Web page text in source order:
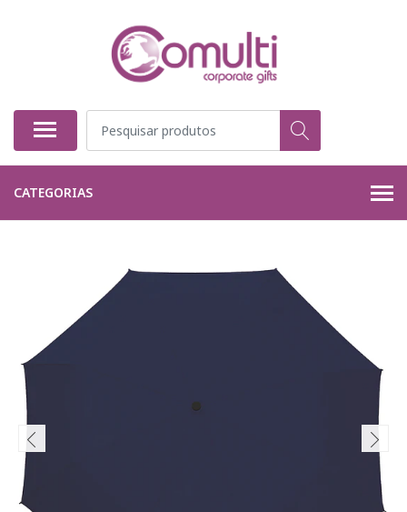
CATEGORIAS